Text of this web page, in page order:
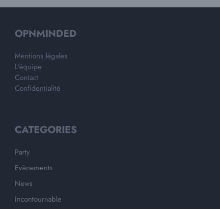
OPNMINDED
Mentions légales
L'équipe
Contact
Confidentialité
CATEGORIES
Party
Evènements
News
Incontournable